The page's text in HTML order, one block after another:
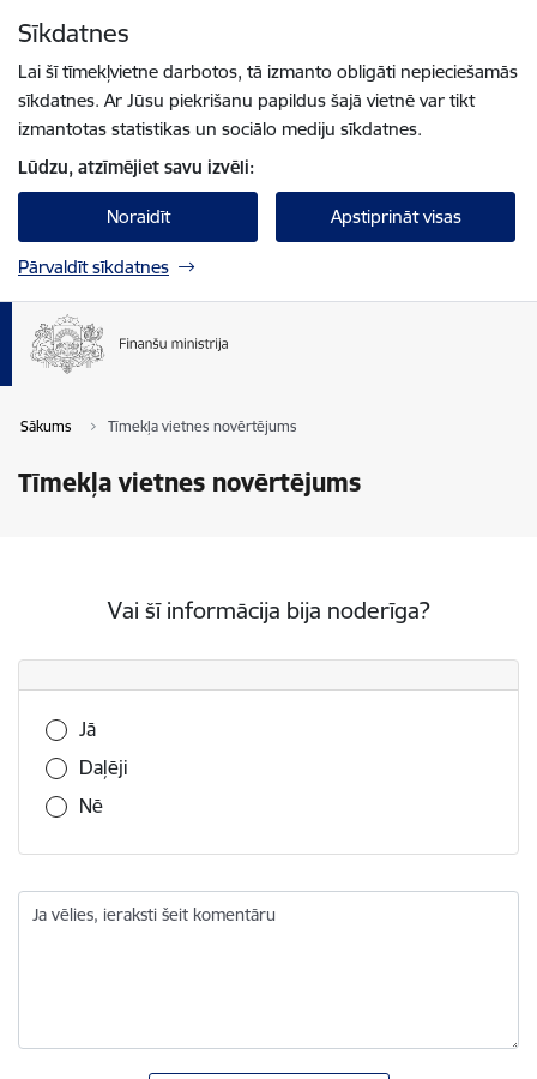
Sīkdatnes
Lai šī tīmekļvietne darbotos, tā izmanto obligāti nepieciešamās
sīkdatnes. Ar Jūsu piekrišanu papildus šajā vietnē var tikt
izmantotas statistikas un sociālo mediju sīkdatnes.
Lūdzu, atzīmējiet savu izvēli:
Noraidīt Apstiprināt visas
Pārvaldīt sīkdatnes
Sākums Tīmekļa vietnes novērtējums
Tīmekļa vietnes novērtējums
Vai šī informācija bija noderīga?
Vai šī informācija bija noderīga?
Jā
Daļēji
Nē
Ja vēlies, ieraksti šeit komentāru